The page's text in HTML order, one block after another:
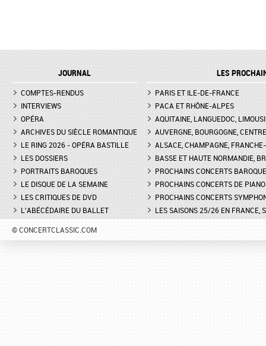
JOURNAL
COMPTES-RENDUS
INTERVIEWS
OPÉRA
ARCHIVES DU SIÈCLE ROMANTIQUE
LE RING 2026 - OPÉRA BASTILLE
LES DOSSIERS
PORTRAITS BAROQUES
LE DISQUE DE LA SEMAINE
LES CRITIQUES DE DVD
L'ABÉCÉDAIRE DU BALLET
LES
PARIS ET ILE-DE-FRANCE
PACA ET RHÔNE-ALPES
AQUITAINE, LANGUEDOC,
AUVERGNE, BOURGOGNE, CENTRE
ALSACE, CHAMPAGNE,
BASSE ET HAUTE NORMANDIE,
PROCHAINS CONCERTS
PROCHAINS CONCERTS DE PIANO
PROCHAINS CONCERTS
LES SAISONS 25/26 EN FRANCE,
© CONCERTCLASSIC.COM